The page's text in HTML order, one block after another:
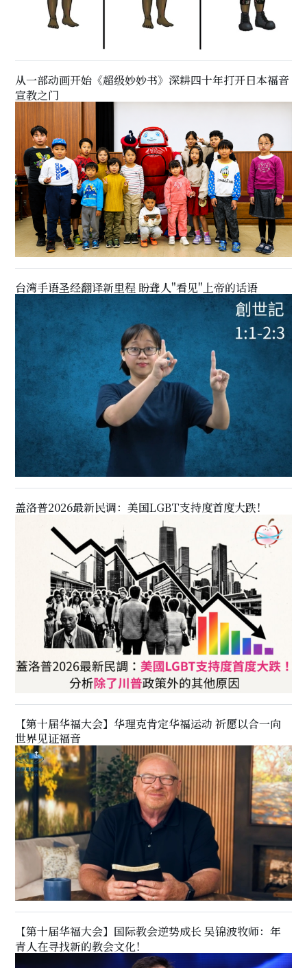
从一部动画开始《超级妙妙书》深耕四十年打开日本福音
宣教之门
台湾手语圣经翻译新里程 盼聋人"看见"上帝的话语
盖洛普2026最新民调：美国LGBT支持度首度大跌！
【第十届华福大会】华理克肯定华福运动 祈愿以合一向
世界见证福音
【第十届华福大会】国际教会逆势成长 吴锦波牧师：年
青人在寻找新的教会文化！